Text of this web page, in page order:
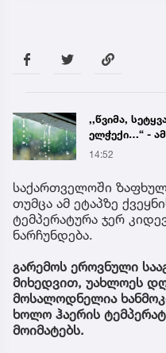
,,წვიმა,
ელჭექი…“ -
უარესდება
14:52
საქართველოში
თუმცა ამ ეტაპზე
ტემპერატურა ჯერ
ნარჩუნდება.
გარემოს ეროვნული
მიხედვით, უახლოეს
მოსალოდნელია
ხოლო ჰაერის
მოიმატებს.